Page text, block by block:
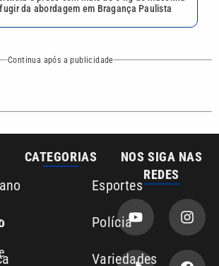
Polícia
Sobre nós
com a emissora VTV SBT
que a VTV SBT acompanha: